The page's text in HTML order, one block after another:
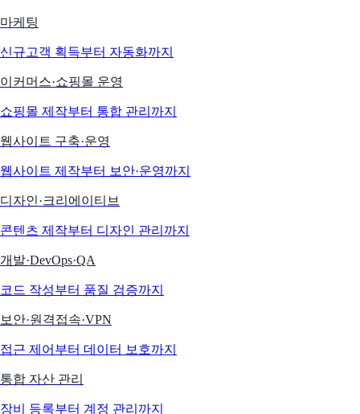
마케팅
신규고객 획득부터 자동화까지
이커머스·쇼핑몰 운영
쇼핑몰 제작부터 통합 관리까지
웹사이트 구축·운영
웹사이트 제작부터 보안·운영까지
디자인·크리에이티브
콘텐츠 제작부터 디자인 관리까지
개발·DevOps·QA
코드 작성부터 품질 검증까지
보안·원격접속·VPN
접근 제어부터 데이터 보호까지
통합 자산 관리
장비 등록부터 계정 관리까지